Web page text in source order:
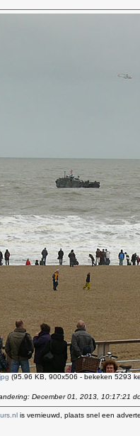
(95.96 KB, 900x506 - bekeken 5293
December 01, 2013, 10:17:21
is vernieuwd, plaats snel een